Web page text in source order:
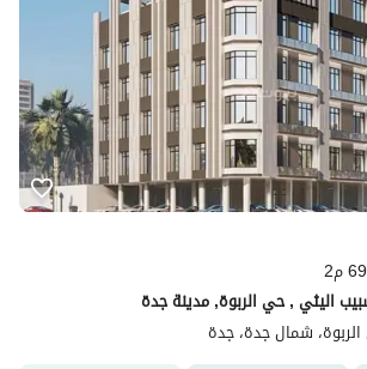
م2
اليثي , حي الربوة, مدينة جدة
شمال جدة، جدة